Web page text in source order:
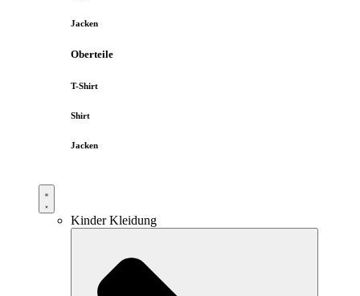
Jacken
Oberteile
T-Shirt
Shirt
Jacken
Kinder Kleidung